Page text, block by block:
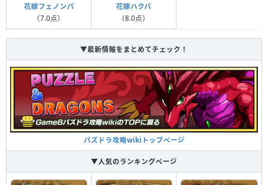
花嫁フェノンパ
（7.0点）
花嫁ハクパ
（8.0点）
▼最新情報をまとめてチェック！
パズドラ攻略wikiトップページ
▼人気のランキングページ